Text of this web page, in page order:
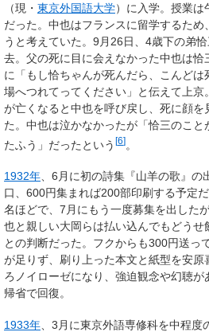
（現・ 東京外国語大学）に入学。授業
だった。中也はフランスに留学するため
うと考えていた。9月26日、4歳下の弟
去。父の死に目に会えなかった中也は恰
に「もし恰ちゃんが死んだら、こんど
場へつれてってください」と伝えて上
が亡くなると中也を呼び戻し、死に顔を
た。中也は泣かなかったが「恰三のこと
たふう」だったという [6]。
1932年 、6月に初の詩集『山羊の歌』
口、600円集まれば200部印刷する予定
名ほどで、7月にもう一度募集を出した
也と親しい大岡らは払い込んでもどうせ
との判断だった。フクからも300円送っ
が足りず、刷り上った本文と紙型を安原
ろノイローゼになり、強迫観念や幻聴
帰省で回復。
1933年 、3月に東京外語専修科を中程